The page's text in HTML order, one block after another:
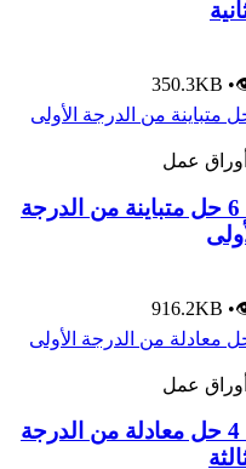
350.3KB •
أوراق عمل
ورقة عمل الوحدة السابعة البند 6 حل متباينة من الدرجة
916.2KB •
أوراق عمل
ورقة عمل الوحدة السابعة البند 4 حل معادلة من الدرجة